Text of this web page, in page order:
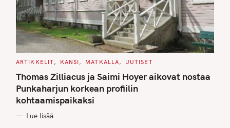
C
T
E
G
O
R
I
S
ARTIKKELIT KANSI MATKALLA UUTISET
Thomas Zilliacus ja Saimi Hoyer aikovat nostaa
Punkaharjun korkean profiilin
kohtaamispaikaksi
Lue lisää